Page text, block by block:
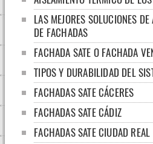
LAS MEJORES SOLUCIONES
DE FACHADAS
FACHADA SATE O FACHADA
TIPOS Y DURABILIDAD DEL
FACHADAS SATE CÁCERES
FACHADAS SATE CÁDIZ
FACHADAS SATE CIUDAD REAL